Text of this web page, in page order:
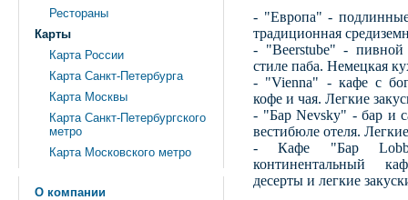
Рестораны
Карты
Карта России
Карта Санкт-Петербурга
Карта Москвы
Карта Санкт-Петербургского
метро
Карта Московского метро
О компании
- "Европа" -
традиционная
- "Beerstube" - пивной
стиле паба. Немецкая
- "Vienna" - кафе с
кофе и чая. Легкие
- "Бар Nevsky" - бар и
вестибюле отеля.
- Кафе "Бар
континентальный
десерты и легкие